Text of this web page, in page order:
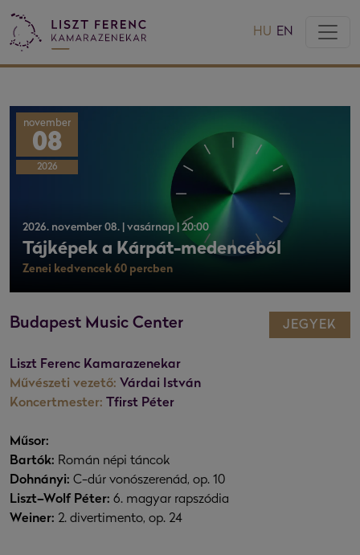
HU EN
november
08
2026
2026. november 08. | vasárnap | 20:00
Tájképek a Kárpát-medencéből
Zenei kedvencek 60 percben
Budapest Music Center
Liszt Ferenc Kamarazenekar
Művészeti vezető: Várdai István
Koncertmester: Tfirst Péter
JEGYEK
Műsor:
Bartók: Román népi táncok
Dohnányi: C-dúr vonószerenád, op. 10
Liszt–Wolf Péter: 6. magyar rapszódia
Weiner: 2. divertimento, op. 24